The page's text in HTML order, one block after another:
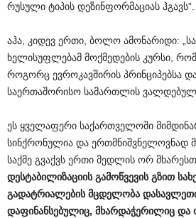
რუსული ტიპის დეზინფორმაციას ჰგავს”.
აჰა, კიდევ ერთი, ბოლო ამონარიდი:
ხელისუფლებამ მოქმედების კურსი,
როგორც ევროკავშირის პრინციპებსა
საერთაშორისო სამართლის
ეს ყველაფერი საქართველოში
სინქრონულია და ერთმნიშვნელოვნად
საქმე გვაქვს ერთი მედლის ორ
დესტაბილიზაციის გამოწვევის გზით
გადატრიალების მცდელობა
დაფინანსებულიც, მხარდაჭერილიც და